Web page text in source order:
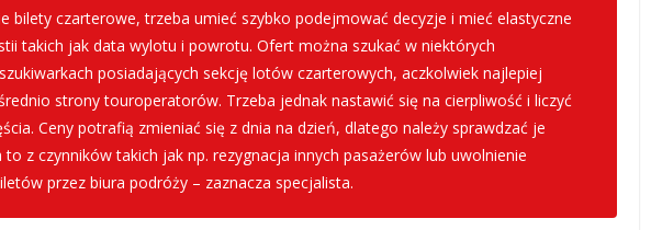
bilety czarterowe, trzeba umieć szybko podejmować decyzje i mieć elastyczne
takich jak data wylotu i powrotu. Ofert można szukać w niektórych
posiadających sekcję lotów czarterowych, aczkolwiek najlepiej
strony touroperatorów. Trzeba jednak nastawić się na cierpliwość i liczyć
Ceny potrafią zmieniać się z dnia na dzień, dlatego należy sprawdzać je
to z czynników takich jak np. rezygnacja innych pasażerów lub uwolnienie
przez biura podróży – zaznacza specjalista.